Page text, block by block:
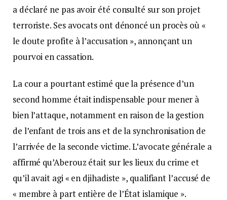
a déclaré ne pas avoir été consulté sur son projet
terroriste. Ses avocats ont dénoncé un procès où «
le doute profite à l’accusation », annonçant un
pourvoi en cassation.
La cour a pourtant estimé que la présence d’un
second homme était indispensable pour mener à
bien l’attaque, notamment en raison de la gestion
de l’enfant de trois ans et de la synchronisation de
l’arrivée de la seconde victime. L’avocate générale a
affirmé qu’Aberouz était sur les lieux du crime et
qu’il avait agi « en djihadiste », qualifiant l’accusé de
« membre à part entière de l’État islamique ».